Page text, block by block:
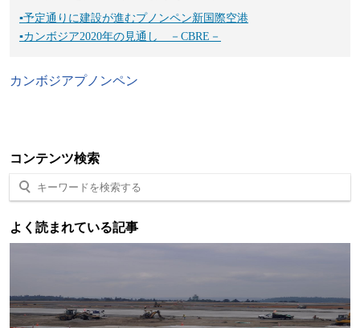
▪予定通りに建設が進むプノンペン新国際空港
▪カンボジア2020年の見通し －CBRE－
カンボジアプノンペン
コンテンツ検索
よく読まれている記事